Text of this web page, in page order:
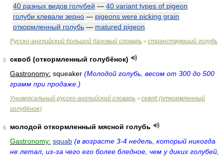
40 разных видов голубей — 40 variant types of pigeon
голуби клевали зерно — pigeons were picking grain
откормленный голубь — matured pigeon
Русско-английский большой базовый словарь > странствующий голубь
5
сквоб (откормленный голубёнок)
Gastronomy: squeaker (Молодой голубь, весом от 300 до 500
грамм при продаже.)
Универсальный русско-английский словарь > сквоб (откормленный
голубёнок)
6
молодой откормленный мясной голубь
Gastronomy: squab (в возрасте 3-4 недель, который никогда
не летал, из-за чего его более бледное, чем у диких голубей,